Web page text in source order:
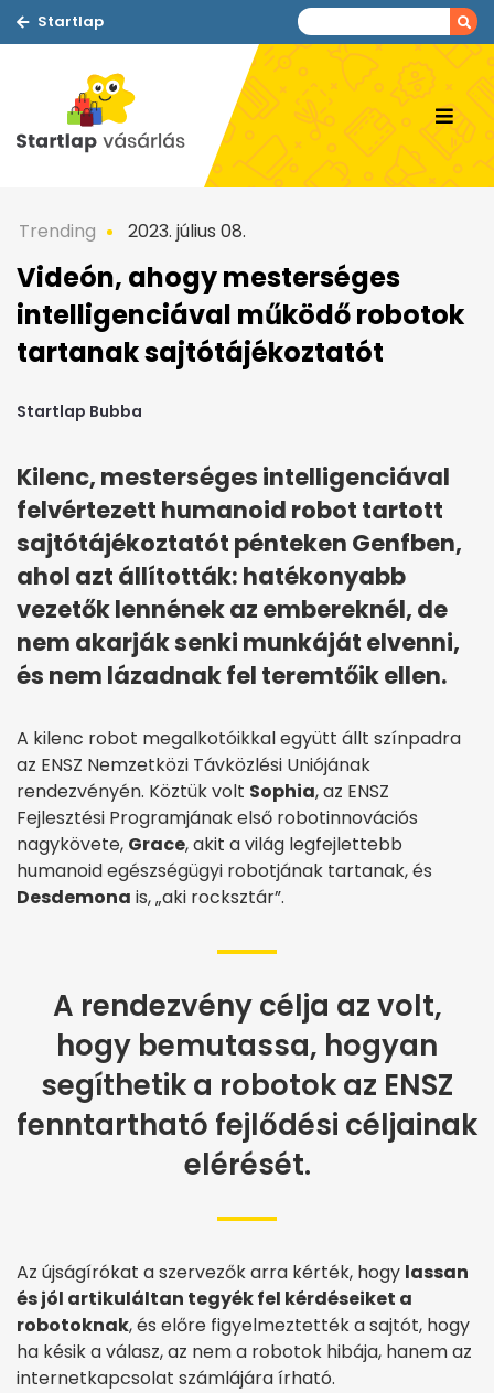
Startlap
Trending 2023. július 08.
Videón, ahogy mesterséges
intelligenciával működő robotok
tartanak sajtótájékoztatót
Startlap Bubba
Kilenc, mesterséges intelligenciával
felvértezett humanoid robot tartott
sajtótájékoztatót pénteken Genfben,
ahol azt állították: hatékonyabb
vezetők lennének az embereknél, de
nem akarják senki munkáját elvenni,
és nem lázadnak fel teremtőik ellen.
A kilenc robot megalkotóikkal együtt állt színpadra
az ENSZ Nemzetközi Távközlési Uniójának
rendezvényén. Köztük volt Sophia, az ENSZ
Fejlesztési Programjának első robotinnovációs
nagykövete, Grace, akit a világ legfejlettebb
humanoid egészségügyi robotjának tartanak, és
Desdemona is, „aki rocksztár”.
A rendezvény célja az volt,
hogy bemutassa, hogyan
segíthetik a robotok az ENSZ
fenntartható fejlődési céljainak
elérését.
Az újságírókat a szervezők arra kérték, hogy lassan
és jól artikuláltan tegyék fel kérdéseiket a
robotoknak, és előre figyelmeztették a sajtót, hogy
ha késik a válasz, az nem a robotok hibája, hanem az
internetkapcsolat számlájára írható.